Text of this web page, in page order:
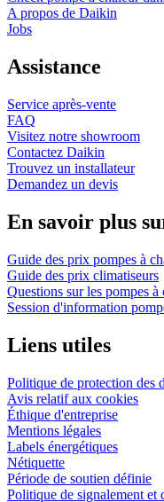
A propos de Daikin
Jobs
Assistance
Service après-vente
FAQ
Visitez notre showroom
Contactez Daikin
Trouvez un installateur
Demandez un devis
En savoir plus
Guide des prix pompes à
Guide des prix climatiseurs
Questions sur les pompes à
Session d'information
Liens utiles
Politique de protection des
Avis relatif aux cookies
Éthique d'entreprise
Mentions légales
Labels énergétiques
Nétiquette
Période de soutien définie
Politique de signalement et